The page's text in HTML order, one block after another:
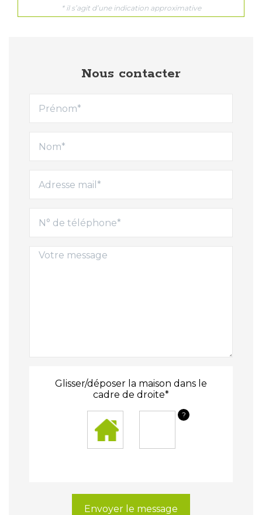
Nous contacter
Glisser/déposer la maison dans le
cadre de droite*
?
Envoyer le message